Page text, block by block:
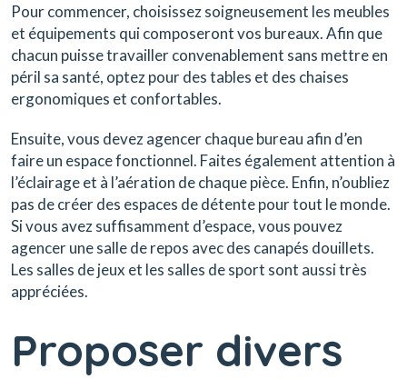
Pour commencer, choisissez soigneusement les meubles
et équipements qui composeront vos bureaux. Afin que
chacun puisse travailler convenablement sans mettre en
péril sa santé, optez pour des tables et des chaises
ergonomiques et confortables.
Ensuite, vous devez agencer chaque bureau afin d’en
faire un espace fonctionnel. Faites également attention à
l’éclairage et à l’aération de chaque pièce. Enfin, n’oubliez
pas de créer des espaces de détente pour tout le monde.
Si vous avez suffisamment d’espace, vous pouvez
agencer une salle de repos avec des canapés douillets.
Les salles de jeux et les salles de sport sont aussi très
appréciées.
Proposer divers